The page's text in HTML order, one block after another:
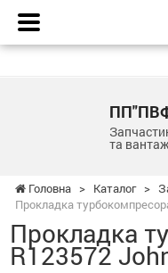
та
Головна > Каталог >
Прокладка
Прокладка
R123572